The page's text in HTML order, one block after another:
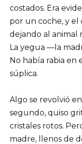
costados. Era
por un coche, y
dejando al animal
La yegua —la
No había rabia en
súplica.
Algo se revolvió
segundo, quiso
cristales rotos.
madre, llenos de